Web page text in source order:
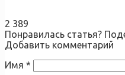
2 389
Понравилась статья?
Добавить комментарий
Имя *